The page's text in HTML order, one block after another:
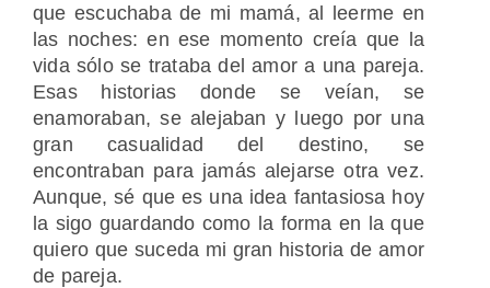
que escuchaba de mi mamá, al leerme en
las noches: en ese momento creía que la
vida sólo se trataba del amor a una pareja.
Esas historias donde se veían, se
enamoraban, se alejaban y luego por una
gran casualidad del destino, se
encontraban para jamás alejarse otra vez.
Aunque, sé que es una idea fantasiosa hoy
la sigo guardando como la forma en la que
quiero que suceda mi gran historia de amor
de pareja.